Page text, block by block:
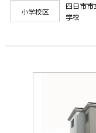
小学校区
四日市市
学校